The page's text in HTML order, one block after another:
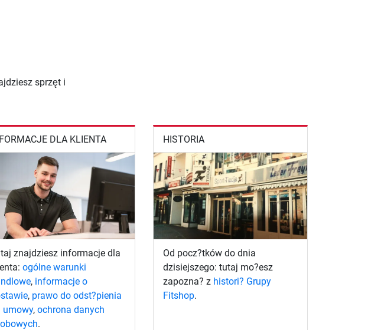
sprzęt i
DLA KLIENTA
znajdziesz informacje dla
ogólne warunki
, informacje o
, prawo do odst?pienia
umowy, ochrona danych
.
HISTORIA
Od pocz?tków do dnia
dzisiejszego: tutaj mo?esz
zapozna? z histori? Grupy
Fitshop.